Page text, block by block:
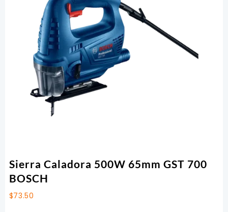
Sierra Caladora 500W 65mm GST 700
BOSCH
$73.50